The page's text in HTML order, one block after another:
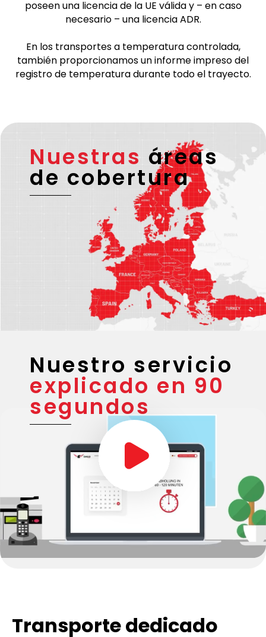
Estamos certificados segúnISO 9001. Todos los
socios de transporte verificados y fiables que
poseen una licencia de la UE válida y – en caso
necesario – una licencia ADR.
Nuestrasáreas
de cobertura
Nuestro servicio
explicado en 90
segundos